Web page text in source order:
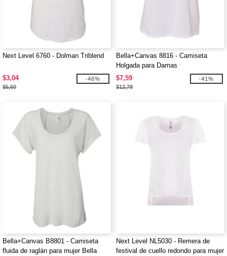
Next Level 6760 - Dolman Triblend
$3,04
$5,60
-46%
Bella+Canvas 8816 - Camiseta
Holgada para Damas
$7,59
$12,78
-41%
Bella+Canvas B8801 - Camiseta
fluida de raglán para mujer Bella
Next Level NL5030 - Remera de
festival de cuello redondo para mujer